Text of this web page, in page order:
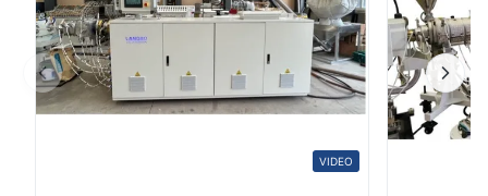
くの異なった種類の機械、すべて 私...
R Rajesh Kumar
Nov 27.2024
Plasticizing performance is consistent, and the output quality
VIDEO